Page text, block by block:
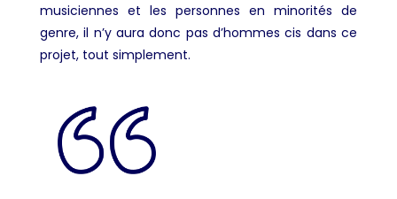
musiciennes et les personnes en minorités de
genre, il n’y aura donc pas d’hommes cis dans ce
projet, tout simplement.